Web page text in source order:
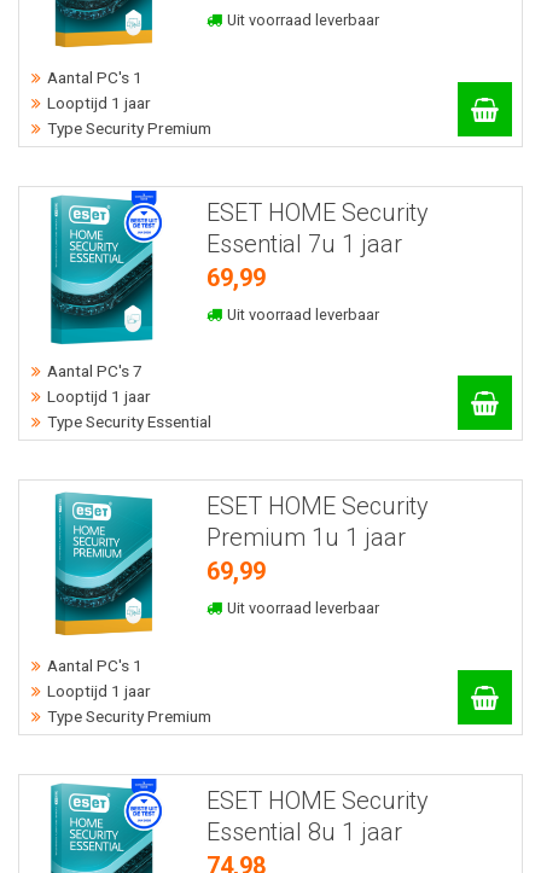
Uit voorraad leverbaar
Aantal PC's 1
Looptijd 1 jaar
Type Security Premium
ESET HOME Security
Essential 7u 1 jaar
69,99
Uit voorraad leverbaar
Aantal PC's 7
Looptijd 1 jaar
Type Security Essential
ESET HOME Security
Premium 1u 1 jaar
69,99
Uit voorraad leverbaar
Aantal PC's 1
Looptijd 1 jaar
Type Security Premium
ESET HOME Security
Essential 8u 1 jaar
74,98